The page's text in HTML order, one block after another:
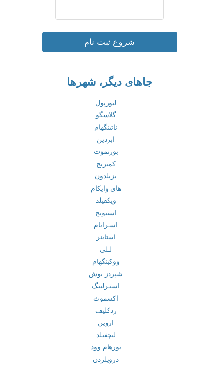
شروع ثبت نام
جاهای دیگر، شهرها
لیورپول
گلاسگو
ناتینگهام
ابردین
بورنموث
کمبریج
بزیلدون
های وایکام
ویکفیلد
استیونج
استراتام
استاینز
لنلی
ووکینگهام
شپردز بوش
استیرلینگ
اکسموث
ردکلیف
اروین
لیچفیلد
بورهام وود
درویلزدن